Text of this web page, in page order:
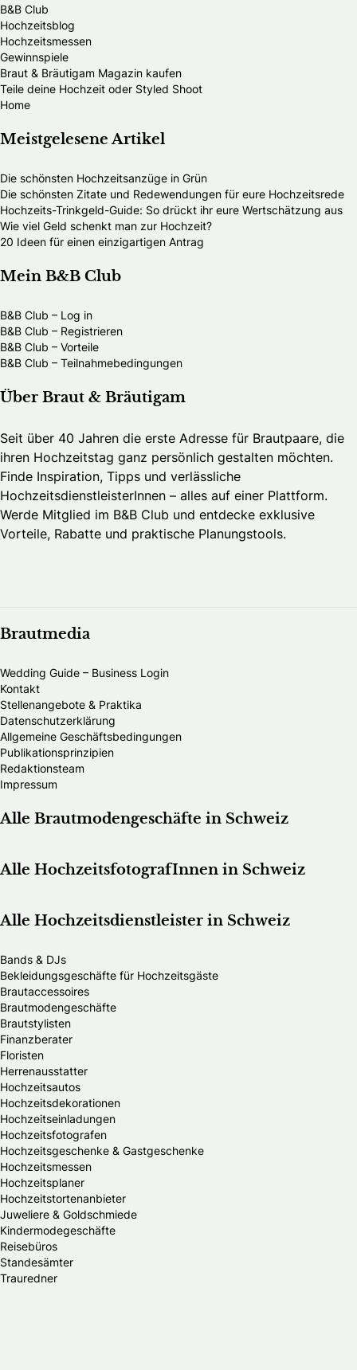
B&B Club
Hochzeitsblog
Hochzeitsmessen
Gewinnspiele
Braut & Bräutigam Magazin kaufen
Teile deine Hochzeit oder Styled Shoot
Home
Meistgelesene Artikel
Die schönsten Hochzeitsanzüge in Grün
Die schönsten Zitate und Redewendungen für eure Hochzeitsrede
Hochzeits-Trinkgeld-Guide: So drückt ihr eure Wertschätzung aus
Wie viel Geld schenkt man zur Hochzeit?
20 Ideen für einen einzigartigen Antrag
Mein B&B Club
B&B Club – Log in
B&B Club – Registrieren
B&B Club – Vorteile
B&B Club – Teilnahmebedingungen
Über Braut & Bräutigam
Seit über 40 Jahren die erste Adresse für Brautpaare, die
ihren Hochzeitstag ganz persönlich gestalten möchten.
Finde Inspiration, Tipps und verlässliche
HochzeitsdienstleisterInnen – alles auf einer Plattform.
Werde Mitglied im B&B Club und entdecke exklusive
Vorteile, Rabatte und praktische Planungstools.
Brautmedia
Wedding Guide – Business Login
Kontakt
Stellenangebote & Praktika
Datenschutzerklärung
Allgemeine Geschäftsbedingungen
Publikationsprinzipien
Redaktionsteam
Impressum
Alle Brautmodengeschäfte in Schweiz
Alle HochzeitsfotografInnen in Schweiz
Alle Hochzeitsdienstleister in Schweiz
Bands & DJs
Bekleidungsgeschäfte für Hochzeitsgäste
Brautaccessoires
Brautmodengeschäfte
Brautstylisten
Finanzberater
Floristen
Herrenausstatter
Hochzeitsautos
Hochzeitsdekorationen
Hochzeitseinladungen
Hochzeitsfotografen
Hochzeitsgeschenke & Gastgeschenke
Hochzeitsmessen
Hochzeitsplaner
Hochzeitstortenanbieter
Juweliere & Goldschmiede
Kindermodegeschäfte
Reisebüros
Standesämter
Trauredner